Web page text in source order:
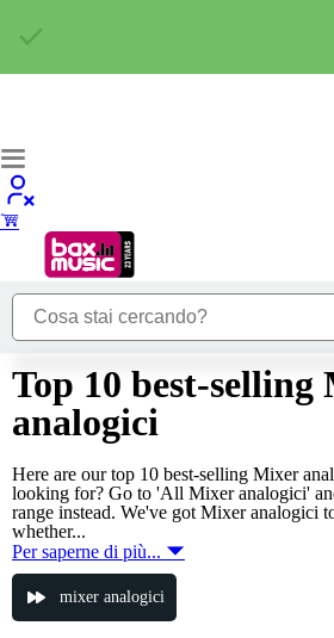
Top 10 best-selling
analogici
Here are our top 10 best-selling Mixer
looking for? Go to 'All Mixer analogici'
range instead. We've got Mixer analogici
whether...
Per saperne di più...
mixer analogici